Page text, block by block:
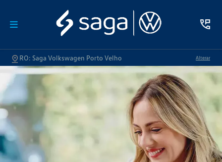
RO: Saga Volkswagen Porto Velho Alterar